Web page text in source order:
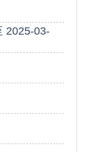
2025-03-